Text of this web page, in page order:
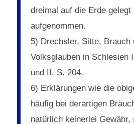
dreimal auf die Erde gelegt
aufgenommen.
5) Drechsler, Sitte, Brauch
Volksglauben in Schlesien
und II, S. 204.
6) Erklärungen wie die
häufig bei derartigen
natürlich keinerlei Gewähr,